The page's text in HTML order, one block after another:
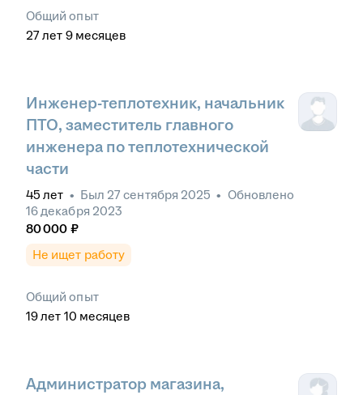
Общий опыт
27лет 9 месяцев
Инженер-теплотехник, начальник
ПТО, заместитель главного
инженера по теплотехнической
части
45 лет • Был 27 сентября 2025 • Обновлено
16 декабря 2023
80 000 ₽
Не ищет работу
Общий опыт
19лет 10 месяцев
Администратор магазина,